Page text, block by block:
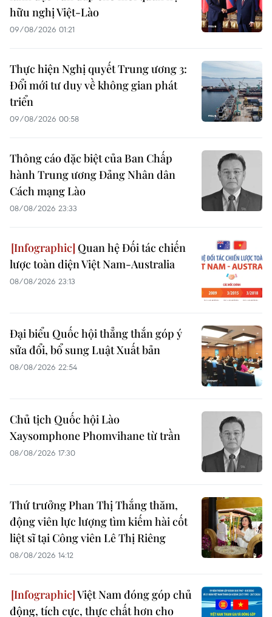
hữu nghị Việt-Lào
09/08/2026 01:21
Thực hiện Nghị quyết Trung ương 3:
Đổi mới tư duy về không gian phát
triển
09/08/2026 00:58
Thông cáo đặc biệt của Ban Chấp
hành Trung ương Đảng Nhân dân
Cách mạng Lào
08/08/2026 23:33
Quan hệ Đối tác chiến
lược toàn diện Việt Nam-Australia
08/08/2026 23:13
Đại biểu Quốc hội thẳng thắn góp ý
sửa đổi, bổ sung Luật Xuất bản
08/08/2026 22:54
Chủ tịch Quốc hội Lào
Xaysomphone Phomvihane từ trần
08/08/2026 17:30
Thứ trưởng Phan Thị Thắng thăm,
động viên lực lượng tìm kiếm hài cốt
liệt sĩ tại Công viên Lê Thị Riêng
08/08/2026 14:12
Việt Nam đóng góp chủ
động, tích cực, thực chất hơn cho